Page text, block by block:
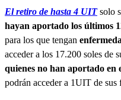
El retiro de hasta 4 UITsolo
hayan aportado los últimos
para los que tengan
acceder a los 17.200 soles de
quienes no han aportado en
podrán acceder a 1UIT de sus